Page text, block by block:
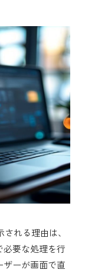
れる理由は、
要な処理を行
ザーが画面で直